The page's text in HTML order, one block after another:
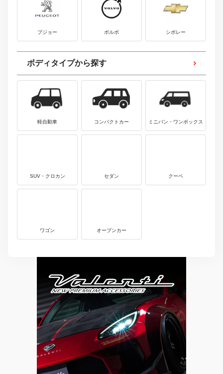
プジョー ボルボ シボレー
ボディタイプから探す
軽自動車 コンパクトカー ミニバン・ワンボックス
SUV・クロカン セダン クーペ
ワゴン オープンカー